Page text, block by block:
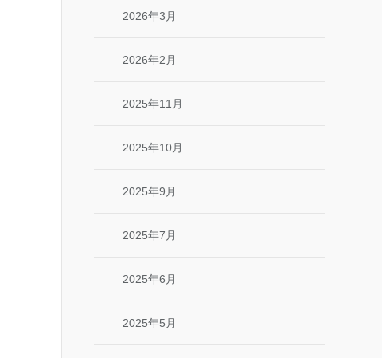
2026年3月
2026年2月
2025年11月
2025年10月
2025年9月
2025年7月
2025年6月
2025年5月